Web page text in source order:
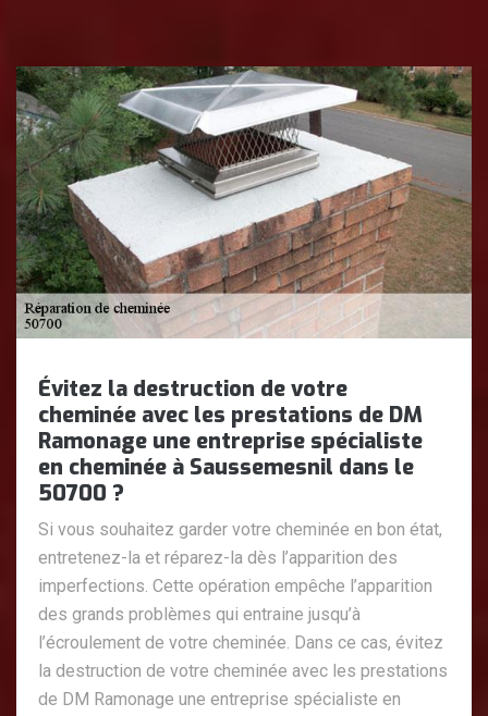
Évitez la destruction de votre
cheminée avec les prestations de DM
Ramonage une entreprise spécialiste
en cheminée à Saussemesnil dans le
50700 ?
Si vous souhaitez garder votre cheminée en bon état,
entretenez-la et réparez-la dès l’apparition des
imperfections. Cette opération empêche l’apparition
des grands problèmes qui entraine jusqu’à
l’écroulement de votre cheminée. Dans ce cas, évitez
la destruction de votre cheminée avec les prestations
de DM Ramonage une entreprise spécialiste en